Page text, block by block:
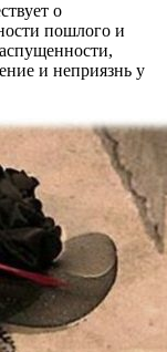
о
пошлого и
и неприязнь у